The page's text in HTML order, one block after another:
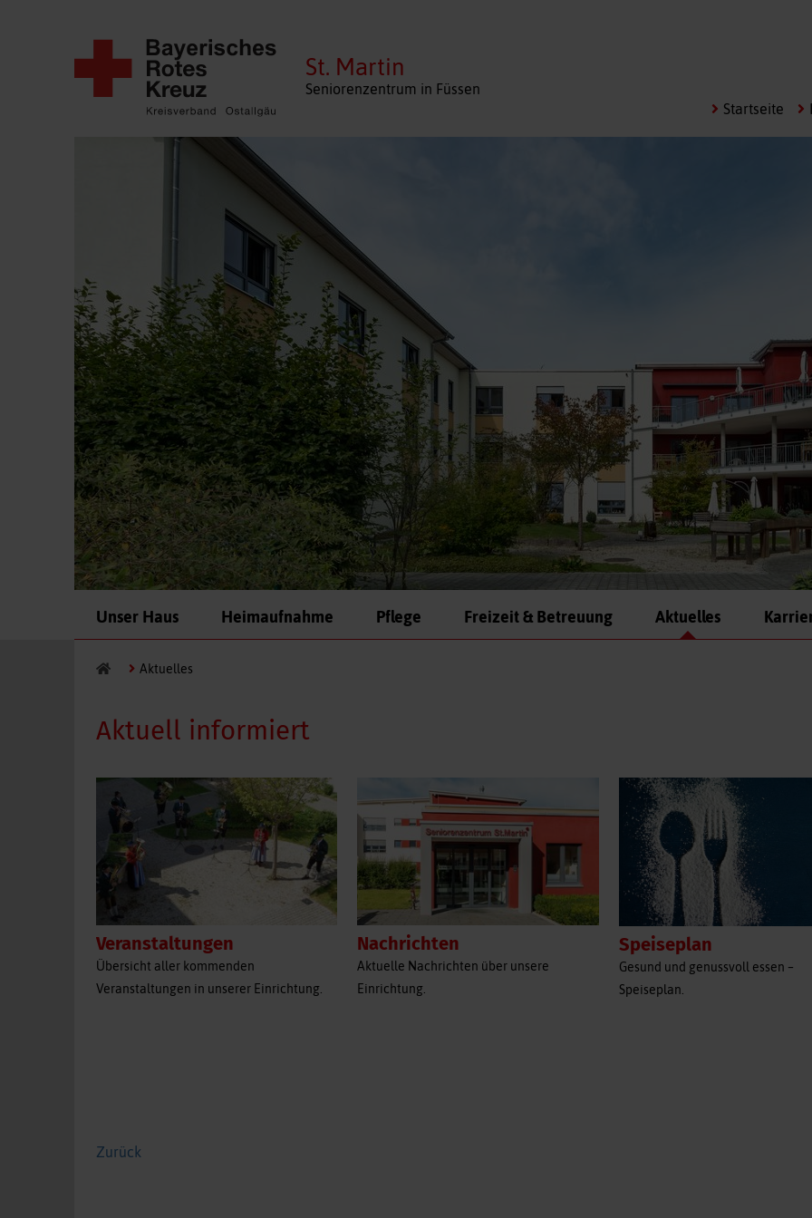
St. Martin
Seniorenzentrum in Füssen
Startseite
Unser Haus Heimaufnahme Pflege Freizeit & Betreuung Aktuelles
Aktuelles
Aktuell informiert
Veranstaltungen
Übersicht aller kommenden
Veranstaltungen in unserer Einrichtung.
Nachrichten
Aktuelle Nachrichten über unsere
Einrichtung.
Speiseplan
Gesund und genussvoll essen –
Speiseplan.
Zurück